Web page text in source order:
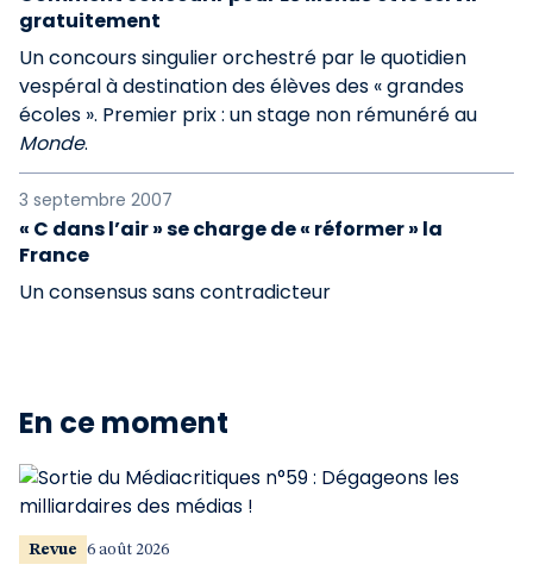
gratuitement
Un concours singulier orchestré par le quotidien
vespéral à destination des élèves des « grandes
écoles ». Premier prix : un stage non rémunéré au
Monde.
3 septembre 2007
« C dans l’air » se charge de « réformer » la
France
Un consensus sans contradicteur
En ce moment
Revue 6 août 2026